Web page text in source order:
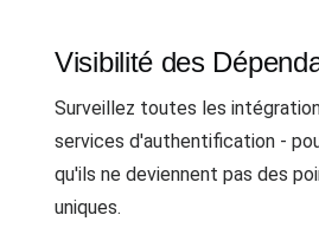
Visibilité des
Surveillez toutes les
services d'authentification -
qu'ils ne deviennent pas des
uniques.